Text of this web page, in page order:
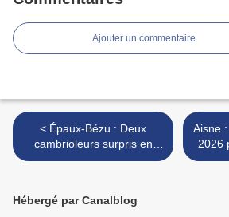
Ajouter un commentaire
< Épaux-Bézu : Deux
cambrioleurs surpris en
pleine fuite après une nuit
Aisne
2026
Hébergé par Canalblog